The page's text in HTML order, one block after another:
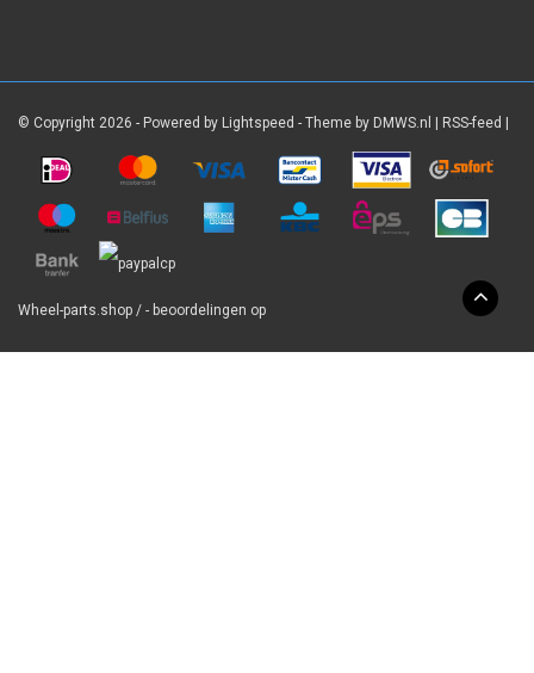
© Copyright 2026 - Powered by Lightspeed - Theme by DMWS.nl RSS-feed
Wheel-parts.shop / - beoordelingen op